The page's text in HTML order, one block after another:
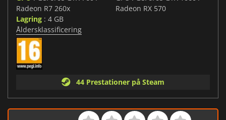
Radeon R7 260x
Lagring : 4 GB
Radeon RX 570
Åldersklassificering
44 Prestationer på Steam